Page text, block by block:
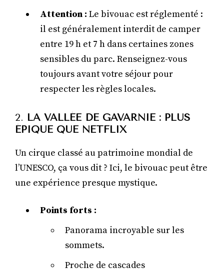
Attention : Le bivouac est réglementé :
il est généralement interdit de camper
entre 19 h et 7 h dans certaines zones
sensibles du parc. Renseignez-vous
toujours avant votre séjour pour
respecter les règles locales.
2. LA VALLÉE DE GAVARNIE : PLUS
ÉPIQUE QUE NETFLIX
Un cirque classé au patrimoine mondial de
l’UNESCO, ça vous dit ? Ici, le bivouac peut être
une expérience presque mystique.
Points forts :
Panorama incroyable sur les
sommets.
Proche de cascades